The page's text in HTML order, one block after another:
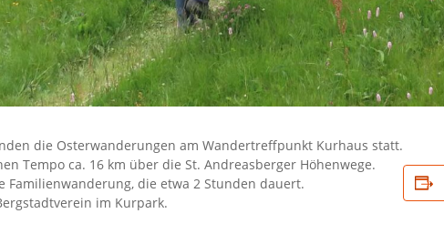
die Osterwanderungen am Wandertreffpunkt Kurhaus statt.
Tempo ca. 16 km über die St. Andreasberger Höhenwege.
Familienwanderung, die etwa 2 Stunden dauert.
im Kurpark.